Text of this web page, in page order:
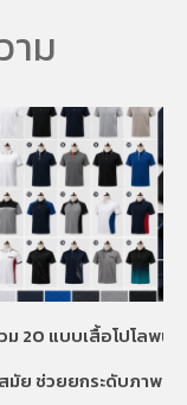
าม
ม 20 แบบเสื้อโปโลพนั
สมัย ช่วยยกระดับภาพลั